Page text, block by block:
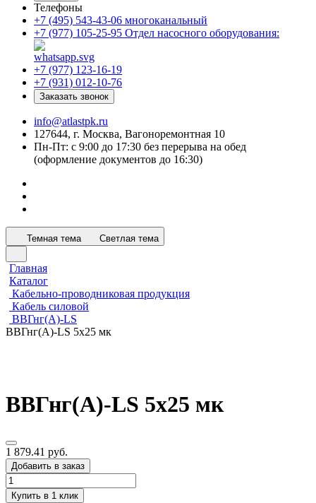
Телефоны
+7 (495) 543-43-06 многоканальный
+7 (977) 105-25-95 Отдел насосного оборудования:
+7 (977) 123-16-19
+7 (931) 012-10-76
Заказать звонок
info@atlastpk.ru
127644, г. Москва, Вагоноремонтная 10
Пн-Пт: с 9:00 до 17:30 без перерыва на обед
(оформление документов до 16:30)
Темная тема Светлая тема
Главная
Каталог
Кабельно-проводниковая продукция
Кабель силовой
ВВГнг(А)-LS
ВВГнг(А)-LS 5х25 мк
ВВГнг(А)-LS 5х25 мк
1 879.41 руб.
Добавить в заказ
Купить в 1 клик